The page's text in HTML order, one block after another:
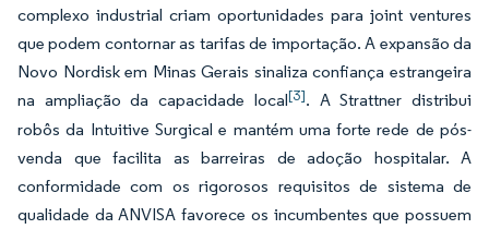
complexo industrial criam oportunidades para joint ventures
que podem contornar as tarifas de importação. A expansão da
Novo Nordisk em Minas Gerais sinaliza confiança estrangeira
na ampliação da capacidade local[3]. A Strattner distribui
robôs da Intuitive Surgical e mantém uma forte rede de pós-
venda que facilita as barreiras de adoção hospitalar. A
conformidade com os rigorosos requisitos de sistema de
qualidade da ANVISA favorece os incumbentes que possuem